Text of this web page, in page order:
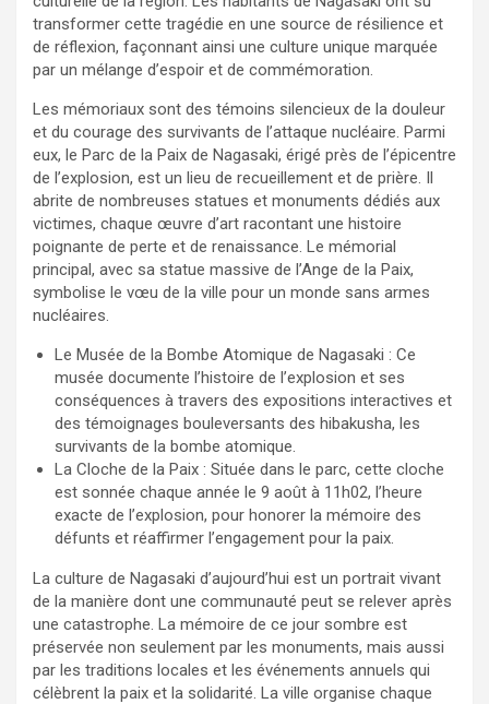
transformer cette tragédie en une source de résilience et
de réflexion, façonnant ainsi une culture unique marquée
par un mélange d’espoir et de commémoration.
Les mémoriaux sont des témoins silencieux de la douleur
et du courage des survivants de l’attaque nucléaire. Parmi
eux, le Parc de la Paix de Nagasaki, érigé près de l’épicentre
de l’explosion, est un lieu de recueillement et de prière. Il
abrite de nombreuses statues et monuments dédiés aux
victimes, chaque œuvre d’art racontant une histoire
poignante de perte et de renaissance. Le mémorial
principal, avec sa statue massive de l’Ange de la Paix,
symbolise le vœu de la ville pour un monde sans armes
nucléaires.
Le Musée de la Bombe Atomique de Nagasaki : Ce
musée documente l’histoire de l’explosion et ses
conséquences à travers des expositions interactives et
des témoignages bouleversants des hibakusha, les
survivants de la bombe atomique.
La Cloche de la Paix : Située dans le parc, cette cloche
est sonnée chaque année le 9 août à 11h02, l’heure
exacte de l’explosion, pour honorer la mémoire des
défunts et réaffirmer l’engagement pour la paix.
La culture de Nagasaki d’aujourd’hui est un portrait vivant
de la manière dont une communauté peut se relever après
une catastrophe. La mémoire de ce jour sombre est
préservée non seulement par les monuments, mais aussi
par les traditions locales et les événements annuels qui
célèbrent la paix et la solidarité. La ville organise chaque